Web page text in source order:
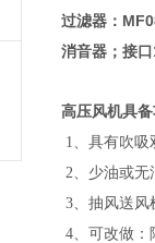
过滤器：
消音器；接
高压风机具
1、具有吹
2、少油或
3、抽风送风
4、可改做：